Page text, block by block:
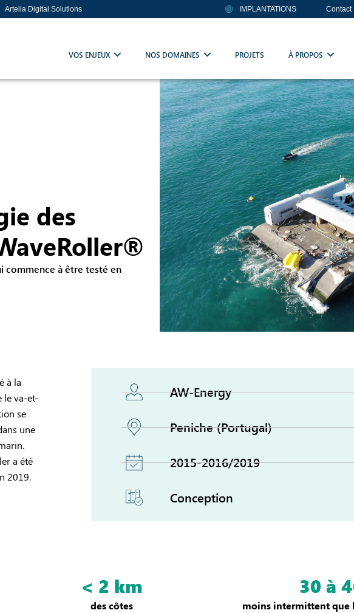
Artelia Digital Solutions IMPLANTATIONS Contact
VOS ENJEUX NOS DOMAINES PROJETS À PROPOS
des
à être testé en
à la
le va-et-
se
une
a été
2019.
AW-Energy
Peniche (Portugal)
2015-2016/2019
Conception
< 2 km
des côtes
30 à
moins intermittent que